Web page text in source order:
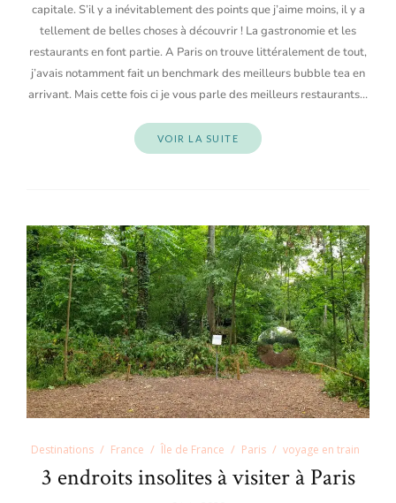
capitale. S’il y a inévitablement des points que j’aime moins, il y a
tellement de belles choses à découvrir ! La gastronomie et les
restaurants en font partie. A Paris on trouve littéralement de tout,
j’avais notamment fait un benchmark des meilleurs bubble tea en
arrivant. Mais cette fois ci je vous parle des meilleurs restaurants…
VOIR LA SUITE
Destinations France Île de France Paris voyage en train
3 endroits insolites à visiter à Paris